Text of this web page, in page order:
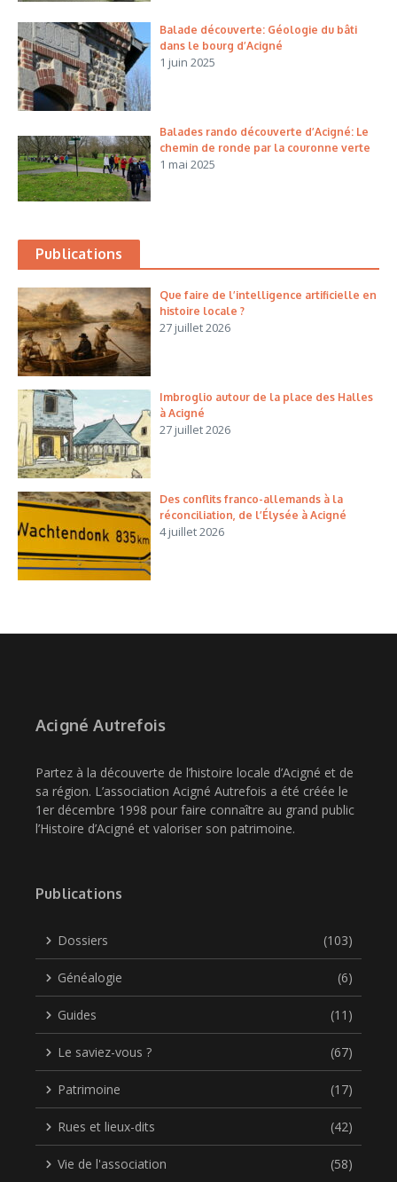
Balade découverte: Géologie du bâti
dans le bourg d’Acigné
1 juin 2025
Balades rando découverte d’Acigné: Le
chemin de ronde par la couronne verte
1 mai 2025
Publications
Que faire de l’intelligence artificielle en
histoire locale ?
27 juillet 2026
Imbroglio autour de la place des Halles
à Acigné
27 juillet 2026
Des conflits franco-allemands à la
réconciliation, de l’Élysée à Acigné
4 juillet 2026
Acigné Autrefois
Partez à la découverte de l’histoire locale d’Acigné et de
sa région. L’association Acigné Autrefois a été créée le
1er décembre 1998 pour faire connaître au grand public
l’Histoire d’Acigné et valoriser son patrimoine.
Publications
Dossiers (103)
Généalogie (6)
Guides (11)
Le saviez-vous ? (67)
Patrimoine (17)
Rues et lieux-dits (42)
Vie de l'association (58)